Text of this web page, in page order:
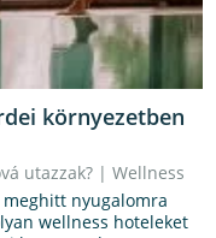
környezetben
utazzak? |Wellness
meghitt nyugalomra
wellness hoteleket